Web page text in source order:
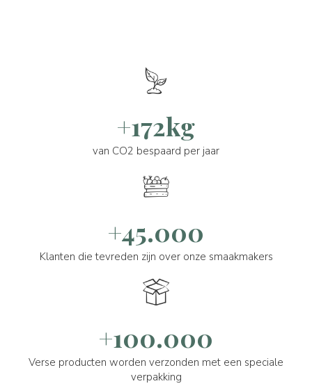
+172kg
van CO2 bespaard per jaar
+45.000
Klanten die tevreden zijn over onze smaakmakers
+100.000
Verse producten worden verzonden met een speciale
verpakking